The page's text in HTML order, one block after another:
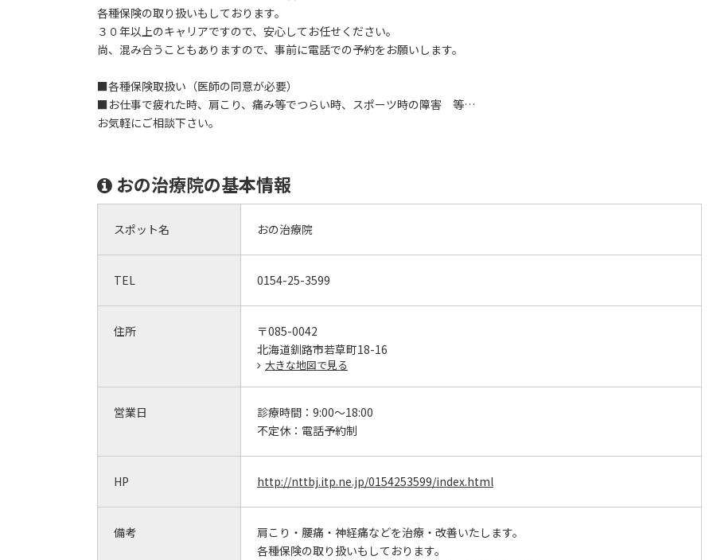
各種保険の取り扱いもしております。
３０年以上のキャリアですので、安心してお任せください。
尚、混み合うこともありますので、事前に電話での予約をお願いします。
■各種保険取扱い（医師の同意が必要）
■お仕事で疲れた時、肩こり、痛み等でつらい時、スポーツ時の障害 等…
お気軽にご相談下さい。
おの治療院の基本情報
スポット名 おの治療院
TEL 0154-25-3599
住所
〒085-0042
北海道釧路市若草町18-16
大きな地図で見る
営業日 診療時間： 9:00～18:00
不定休： 電話予約制
HP http://nttbj.itp.ne.jp/0154253599/index.html
備考
肩こり・腰痛・神経痛などを治療・改善いたします。
各種保険の取り扱いもしております。